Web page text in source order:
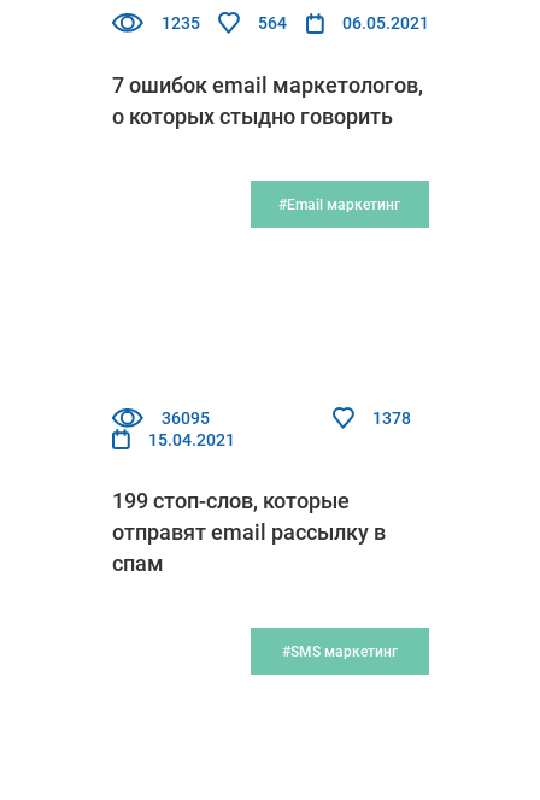
1235 564 06.05.2021
7 ошибок email маркетологов,
о которых стыдно говорить
#Email маркетинг
36095
1378
15.04.2021
199 стоп-слов, которые
отправят email рассылку в
спам
#SMS маркетинг